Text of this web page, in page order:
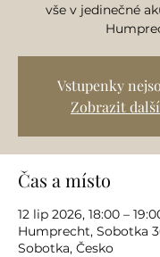
vše v jedinečné
Vstupenky
Zobrazit
Čas a místo
12 lip 2026, 18:00 –
Humprecht, Sobotka
Sobotka, Česko